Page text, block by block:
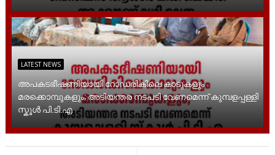
LATEST NEWS
അപകടഭീഷണിയായി റോഡരികിലെ കാടുകളും
മരക്കൊമ്പുകളും; അടിയന്തര നടപടി വേണമെന്ന് കുമ്പളപ്പള്ളി
സ്കൂൾ പി.ടി.എ